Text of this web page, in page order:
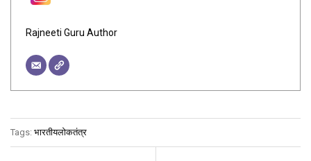
Rajneeti Guru Author
Tags: भारतीयलोकतंत्र